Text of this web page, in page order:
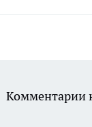
Комментарии